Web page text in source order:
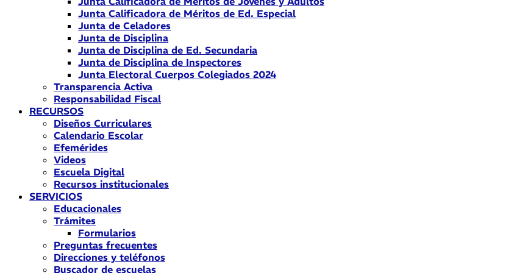
Junta Calificadora de Méritos de Ed. Especial
Junta de Celadores
Junta de Disciplina
Junta de Disciplina de Ed. Secundaria
Junta de Disciplina de Inspectores
Junta Electoral Cuerpos Colegiados 2024
Transparencia Activa
Responsabilidad Fiscal
RECURSOS
Diseños Curriculares
Calendario Escolar
Efemérides
Videos
Escuela Digital
Recursos institucionales
SERVICIOS
Educacionales
Trámites
Formularios
Preguntas frecuentes
Direcciones y teléfonos
Buscador de escuelas